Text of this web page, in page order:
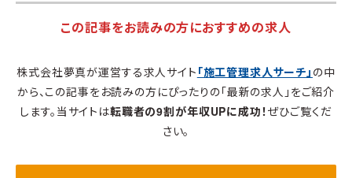
この記事をお読みの方におすすめの求人
株式会社夢真が運営する求人サイト 「施工管理求人サーチ」 の中
から、この記事をお読みの方にぴったりの「最新の求人」をご紹介
します。当サイトは転職者の9割が年収UPに成功！ぜひご覧くだ
さい。